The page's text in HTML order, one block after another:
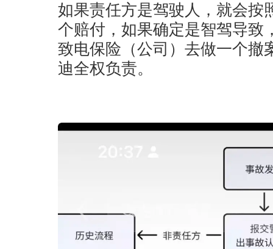
如果责任方是驾驶人，就会按
个赔付，如果确定是智驾导致
致电保险（公司）去做一个撤
迪全权负责。